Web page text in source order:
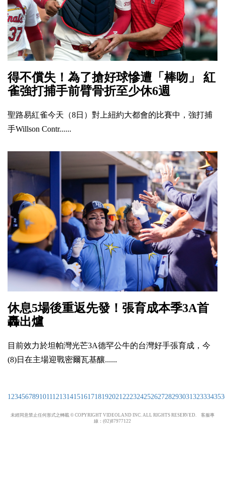
得不償失！為了搶好球慘遭「棒吻」 紅
雀強打捕手前臂骨折至少休6週
聖路易紅雀今天（8日）對上紐約大都會的比賽中，強打捕
手Willson Contr......
休息5場後重返先發！張育成本季3A首
轟出爐
目前效力於坦帕灣光芒3A德罕公牛的台灣好手張育成，今
(8)日在主場迎戰密爾瓦基釀......
1 23456789101112131415161718192021 2223242526272829303132333435
未經同意禁止任何形式之轉載 © COPYRIGHT VIDEOLAND INC. ALL RIGHTS RESERVED. 客服專
線：(02)87977122